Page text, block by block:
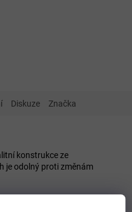
Diskuze Značka
konstrukce ze
je odolný proti změnám